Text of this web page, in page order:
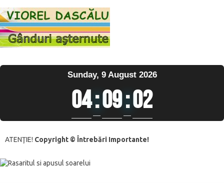
Sunday, 9 August 2026
04:09:02
ATENŢIE! Copyright © Întrebări Importante!